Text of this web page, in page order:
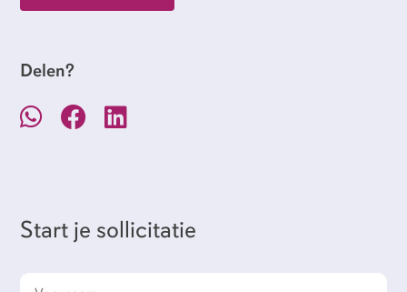
Delen?
Start je sollicitatie